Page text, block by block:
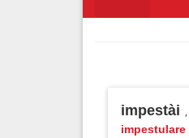
impestài
impestulare